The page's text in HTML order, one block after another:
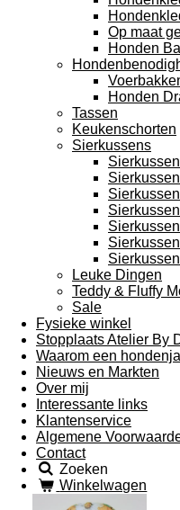
Op maat
Honden
Honden
Tassen
Keukenschorten
Sierkussens
Leuke Dingen
Teddy & Fluffy
Sale
Fysieke winkel
Stopplaats Atelier By
Waarom een
Nieuws en Markten
Over mij
Interessante links
Klantenservice
Algemene
Contact
Zoeken
Winkelwagen